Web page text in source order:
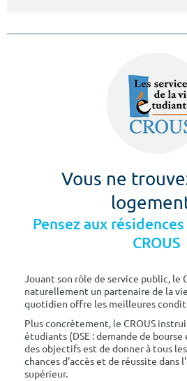
Vous ne
Pensez aux
CROUS
Jouant son rôle de service public, le
naturellement un partenaire de la
quotidien offre les meilleures
Plus concrètement, le CROUS
étudiants (DSE : demande de
des objectifs est de donner à tous
chances d'accès et de réussite dans
supérieur.